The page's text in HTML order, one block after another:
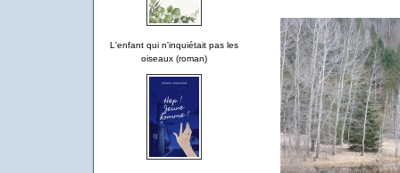
L'enfant qui n'inquiétait pas les
oiseaux (roman)